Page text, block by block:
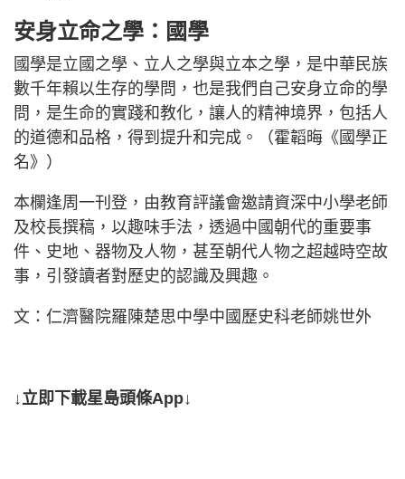
安身立命之學：國學
國學是立國之學、立人之學與立本之學，是中華民族
數千年賴以生存的學問，也是我們自己安身立命的學
問，是生命的實踐和教化，讓人的精神境界，包括人
的道德和品格，得到提升和完成。（霍韜晦《國學正
名》）
本欄逢周一刊登，由教育評議會邀請資深中小學老師
及校長撰稿，以趣味手法，透過中國朝代的重要事
件、史地、器物及人物，甚至朝代人物之超越時空故
事，引發讀者對歷史的認識及興趣。
文：仁濟醫院羅陳楚思中學中國歷史科老師姚世外
↓立即下載星島頭條App↓